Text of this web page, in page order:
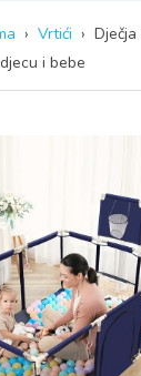
› Vrtići ›
djecu i bebe